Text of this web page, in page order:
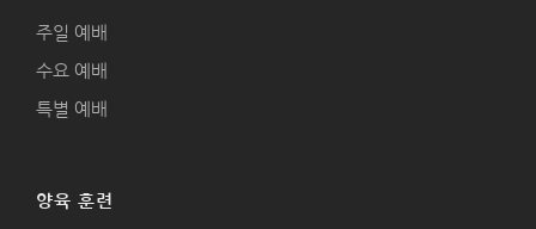
주일 예배
수요 예배
특별 예배
양육 훈련